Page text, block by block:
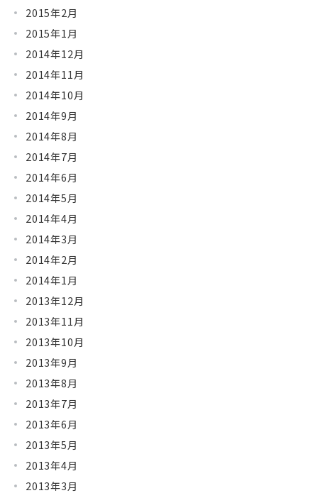
2015年2月
2015年1月
2014年12月
2014年11月
2014年10月
2014年9月
2014年8月
2014年7月
2014年6月
2014年5月
2014年4月
2014年3月
2014年2月
2014年1月
2013年12月
2013年11月
2013年10月
2013年9月
2013年8月
2013年7月
2013年6月
2013年5月
2013年4月
2013年3月